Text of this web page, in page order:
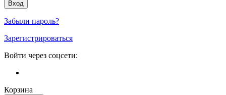
Забыли пароль?
Зарегистрироваться
Войти через соцсети:
Корзина